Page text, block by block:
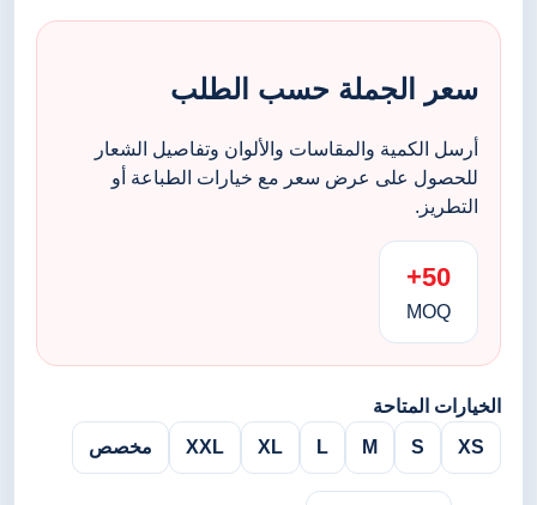
سعر الجملة حسب الطلب
أرسل الكمية والمقاسات والألوان وتفاصيل الشعار
للحصول على عرض سعر مع خيارات الطباعة أو
التطريز.
50+
MOQ
الخيارات المتاحة
XS
S
M
L
XL
XXL مخصص